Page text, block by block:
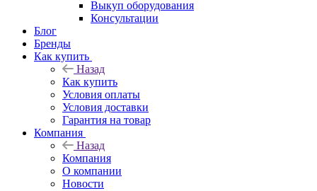
Выкуп оборудования
Консультации
Блог
Бренды
Как купить
Назад
Как купить
Условия оплаты
Условия доставки
Гарантия на товар
Компания
Назад
Компания
О компании
Новости